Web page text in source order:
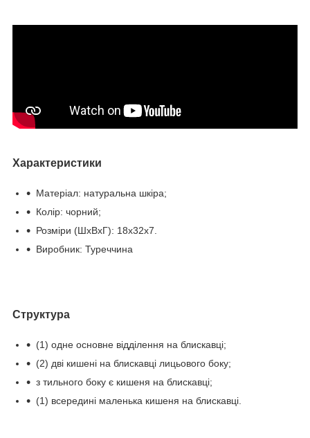
Характеристики
Матеріал: натуральна шкіра;
Колір: чорний;
Розміри (ШхВхГ): 18х32х7.
Виробник: Туреччина
Структура
(1) одне основне відділення на блискавці;
(2) дві кишені на блискавці лицьового боку;
з тильного боку є кишеня на блискавці;
(1) всередині маленька кишеня на блискавці.